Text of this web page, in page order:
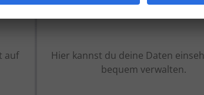
auf
Kundenportal
Hier kannst du deine Daten
bequem verwalten.